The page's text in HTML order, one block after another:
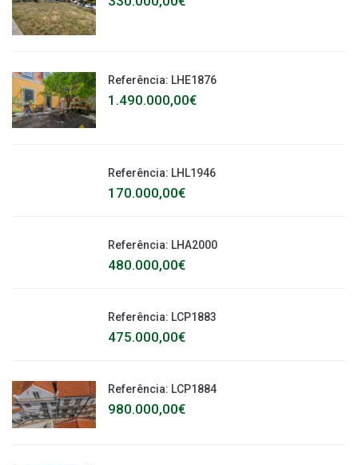
Referência: LHE1876
1.490.000,00€
Referência: LHL1946
170.000,00€
Referência: LHA2000
480.000,00€
Referência: LCP1883
475.000,00€
Referência: LCP1884
980.000,00€